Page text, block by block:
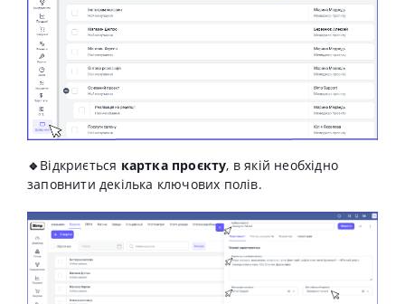
🔹 Відкриється картка проєкту, в якій необхідно
заповнити декілька ключових полів.